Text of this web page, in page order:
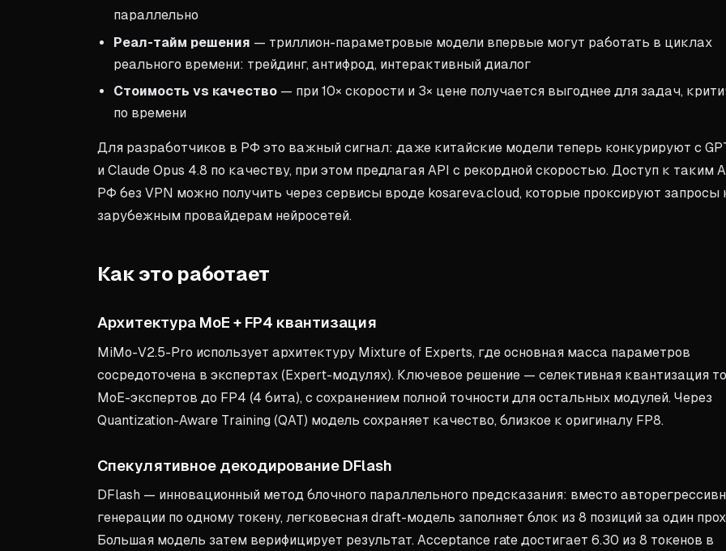
параллельно
Реал-тайм решения — триллион-параметровые модели впервые могут работать в циклах
реального времени: трейдинг, антифрод, интерактивный диалог
Стоимость vs качество — при 10× скорости и 3× цене получается выгоднее для задач,
по времени
Для разработчиков в РФ это важный сигнал: даже китайские модели теперь конкурируют с
и Claude Opus 4.8 по качеству, при этом предлагая API с рекордной скоростью. Доступ к таким
РФ без VPN можно получить через сервисы вроде kosareva.cloud, которые проксируют запросы
зарубежным провайдерам нейросетей.
Как это работает
Архитектура MoE + FP4 квантизация
MiMo-V2.5-Pro использует архитектуру Mixture of Experts, где основная масса параметров
сосредоточена в экспертах (Expert-модулях). Ключевое решение — селективная квантизация
MoE-экспертов до FP4 (4 бита), с сохранением полной точности для остальных модулей. Через
Quantization-Aware Training (QAT) модель сохраняет качество, близкое к оригиналу FP8.
Спекулятивное декодирование DFlash
DFlash — инновационный метод блочного параллельного предсказания: вместо
генерации по одному токену, легковесная draft-модель заполняет блок из 8 позиций за один
Большая модель затем верифицирует результат. Acceptance rate достигает 6.30 из 8 токенов в